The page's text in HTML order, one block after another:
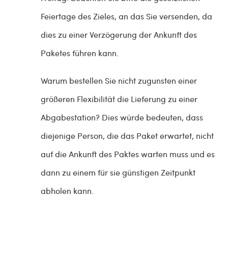
Feiertage des Zieles, an das Sie versenden, da
dies zu einer Verzögerung der Ankunft des
Paketes führen kann.
Warum bestellen Sie nicht zugunsten einer
größeren Flexibilität die Lieferung zu einer
Abgabestation? Dies würde bedeuten, dass
diejenige Person, die das Paket erwartet, nicht
auf die Ankunft des Paktes warten muss und es
dann zu einem für sie günstigen Zeitpunkt
abholen kann.